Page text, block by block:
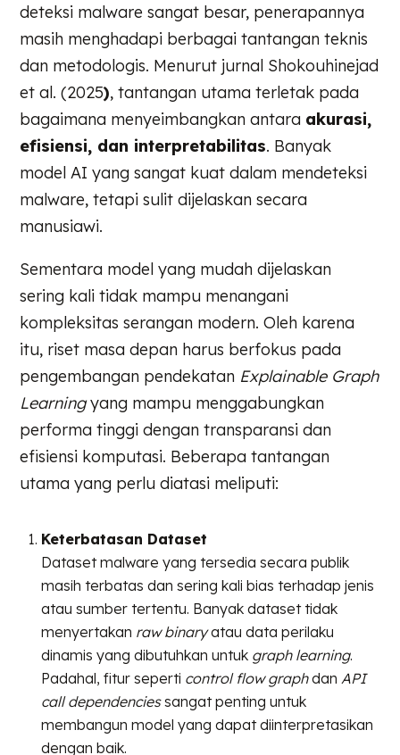
deteksi malware sangat besar, penerapannya
masih menghadapi berbagai tantangan teknis
dan metodologis. Menurut jurnal Shokouhinejad
et al. (2025), tantangan utama terletak pada
bagaimana menyeimbangkan antara akurasi,
efisiensi, dan interpretabilitas. Banyak
model AI yang sangat kuat dalam mendeteksi
malware, tetapi sulit dijelaskan secara
manusiawi.
Sementara model yang mudah dijelaskan
sering kali tidak mampu menangani
kompleksitas serangan modern. Oleh karena
itu, riset masa depan harus berfokus pada
pengembangan pendekatan Explainable Graph
Learningyang mampu menggabungkan
performa tinggi dengan transparansi dan
efisiensi komputasi. Beberapa tantangan
utama yang perlu diatasi meliputi:
Keterbatasan Dataset
Dataset malware yang tersedia secara publik
masih terbatas dan sering kali bias terhadap jenis
atau sumber tertentu. Banyak dataset tidak
menyertakan raw binaryatau data perilaku
dinamis yang dibutuhkan untuk graph learning.
Padahal, fitur seperti control flow graphdan API
call dependenciessangat penting untuk
membangun model yang dapat diinterpretasikan
dengan baik.